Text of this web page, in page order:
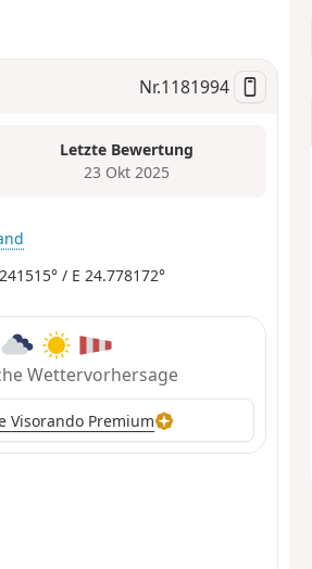
Nr.1181994
Letzte Bewertung
23 Okt 2025
/ E 24.778172°
Wettervorhersage
Visorando Premium